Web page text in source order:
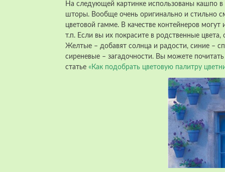
На следующей картинке использованы кашпо
шторы. Вообще очень оригинально и стильно
цветовой гамме. В качестве контейнеров могут
т.п. Если вы их покрасите в родственные
Желтые – добавят солнца и радости, синие –
сиреневые – загадочности. Вы можете
статье «Как подобрать цветовую палитру